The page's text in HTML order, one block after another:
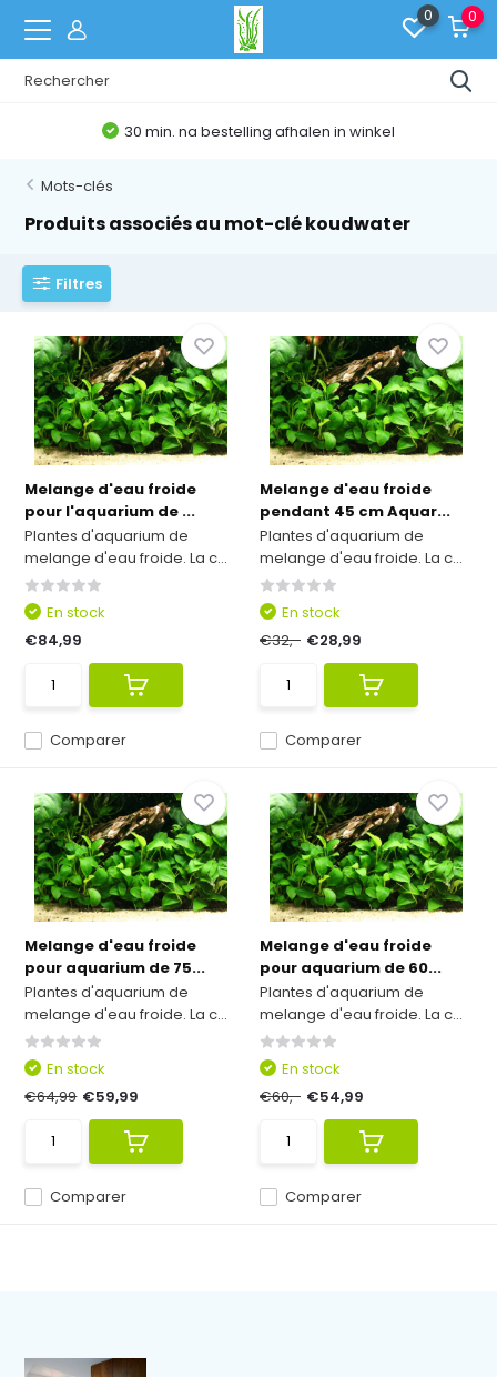
0 0
30 min. na bestelling afhalen in winkel
Mots-clés
Produits associés au mot-clé koudwater
Filtres
Melange d'eau froide
pour l'aquarium de ...
Plantes d'aquarium de
melange d'eau froide. La c...
Comparer
En stock
€84,99
Melange d'eau froide
pendant 45 cm Aquar...
Plantes d'aquarium de
melange d'eau froide. La c...
Comparer
En stock
€32,- €28,99
Melange d'eau froide
pour aquarium de 75...
Plantes d'aquarium de
melange d'eau froide. La c...
Comparer
En stock
€64,99 €59,99
Melange d'eau froide
pour aquarium de 60...
Plantes d'aquarium de
melange d'eau froide. La c...
Comparer
En stock
€60,- €54,99